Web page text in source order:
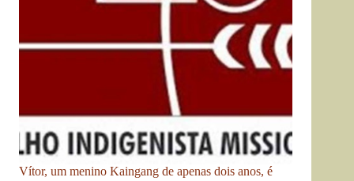
Vítor, um menino Kaingang de apenas dois anos, é